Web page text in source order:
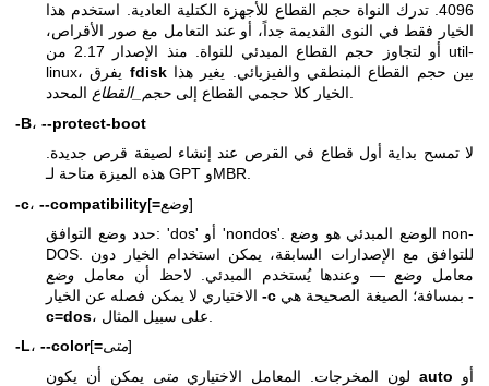
4096. تدرك النواة حجم القطاع للأجهزة الكتلية العادية. استخدم هذا
الخيار فقط في النوى القديمة جداً، أو عند التعامل مع صور الأقراص،
أو لتجاوز حجم القطاع المبدئي للنواة. منذ الإصدار 2.17 من util-
fdiskبين حجم القطاع المنطقي والفيزيائي. يغير هذا
الخيار كلا حجمي القطاع إلى حجم_القطاع
المحدد.
-B، --protect-boot
لا تمسح بداية أول قطاع في القرص عند إنشاء لصيقة قرص جديدة.
هذه الميزة متاحة لـ GPT وMBR.
-c، --compatibility[=وضع]
حدد وضع التوافق: 'dos' أو 'nondos'. الوضع المبدئي هو وضع non-
DOS. للتوافق مع الإصدارات السابقة، يمكن استخدام الخيار دون
معامل وضع — وعندها يُستخدم المبدئي. لاحظ أن معامل وضع
الاختياري لا يمكن فصله عن الخيار-c بمسافة؛ الصيغة الصحيحة هي-
c=dos
-L، --color[=متى]
لون المخرجات. المعامل الاختياري متى auto
أو